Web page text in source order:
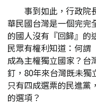
事到如此，行政院
華民國台灣是一個完完
的國人沒有『回歸』的
民眾有權利知道：何謂
成為主權獨立國家？台
釘，80年來台灣既未獨
只有四成選票的民進黨
的選項？